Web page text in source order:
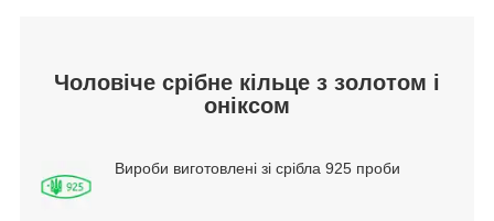
Чоловіче срібне кільце з золотом і
оніксом
Вироби виготовлені зі срібла 925 проби